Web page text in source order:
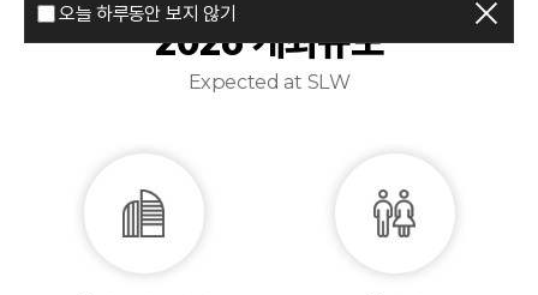
오늘 하루동안 보지 않기
2026 개최규모
Expected at SLW